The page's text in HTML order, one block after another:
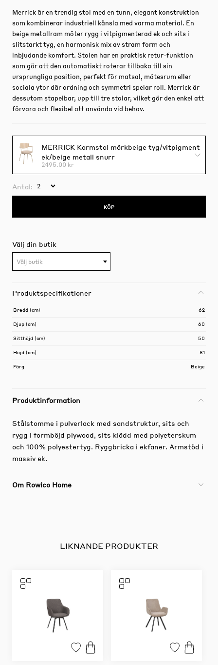
Merrick är en trendig stol med en tunn, elegant konstruktion
som kombinerar industriell känsla med varma material. En
beige metallram möter rygg i vitpigmenterad ek och sits i
slitstarkt tyg, en harmonisk mix av stram form och
inbjudande komfort. Stolen har en praktisk retur-funktion
som gör att den automatiskt roterar tillbaka till sin
ursprungliga position, perfekt för matsal, mötesrum eller
sociala ytor där ordning och symmetri spelar roll. Merrick är
dessutom stapelbar, upp till tre stolar, vilket gör den enkel att
förvara och flexibel att använda vid behov.
MERRICK Karmstol mörkbeige tyg/vitpigment
ek/beige metall snurr
2495.00 kr
Antal:
KÖP
Välj din butik
Välj butik
Produktspecifikationer
Bredd (cm) 62
Djup (cm) 60
Sitthöjd (cm) 50
Höjd (cm) 81
Färg Beige
Produktinformation
Stålstomme i pulverlack med sandstruktur, sits och
rygg i formböjd plywood, sits klädd med polyeterskum
och 100% polyestertyg. Ryggbricka i ekfaner. Armstöd i
massiv ek.
Om Rowico Home
LIKNANDE PRODUKTER